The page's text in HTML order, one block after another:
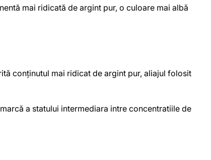
mai ridicată de argint pur, o culoare mai albă
conținutul mai ridicat de argint pur, aliajul folosit
a statului intermediara intre concentratiile de